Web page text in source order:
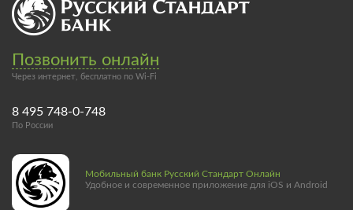
Позвонить онлайн
Через интернет, бесплатно по Wi-Fi
8 495 748-0-748
По России
Мобильный банк Русский Стандарт Онлайн
Удобное и современное приложение для iOS и Android